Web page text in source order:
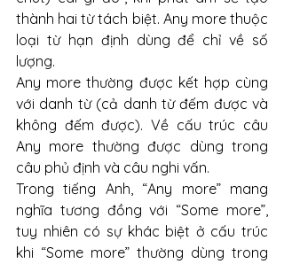
thành hai từ tách biệt. Any more thuộc
loại từ hạn định dùng để chỉ về số
lượng.
Any more thường được kết hợp cùng
với danh từ (cả danh từ đếm được và
không đếm được). Về cấu trúc câu
Any more thường được dùng trong
câu phủ định và câu nghi vấn.
Trong tiếng Anh, “Any more” mang
nghĩa tương đồng với “Some more”,
tuy nhiên có sự khác biệt ở cấu trúc
khi “Some more” thường dùng trong